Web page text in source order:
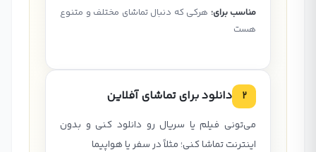
مناسب برای: هرکی که دنبال تماشای مختلف و متنوع
هست
2 دانلود برای تماشای آفلاین
می‌تونی فیلم یا سریال رو دانلود کنی و بدون
اینترنت تماشا کنی؛ مثلاً در سفر یا هواپیما